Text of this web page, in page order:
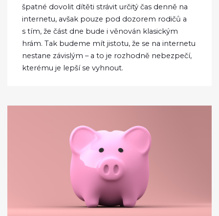
špatné dovolit dítěti strávit určitý čas denně na
internetu, avšak pouze pod dozorem rodičů a
s tím, že část dne bude i věnován klasickým
hrám. Tak budeme mít jistotu, že se na internetu
nestane závislým – a to je rozhodně nebezpečí,
kterému je lepší se vyhnout.